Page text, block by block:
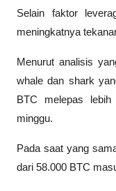
Selain faktor
meningkatnya
Menurut analisis
whale dan shark
BTC melepas
minggu.
Pada saat yang
dari 58.000 BTC